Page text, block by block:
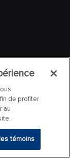
de profiter
au
témoins